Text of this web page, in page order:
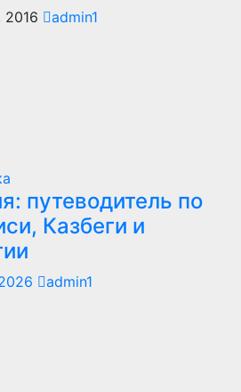
2016 admin1
путеводитель по
Казбеги и
admin1